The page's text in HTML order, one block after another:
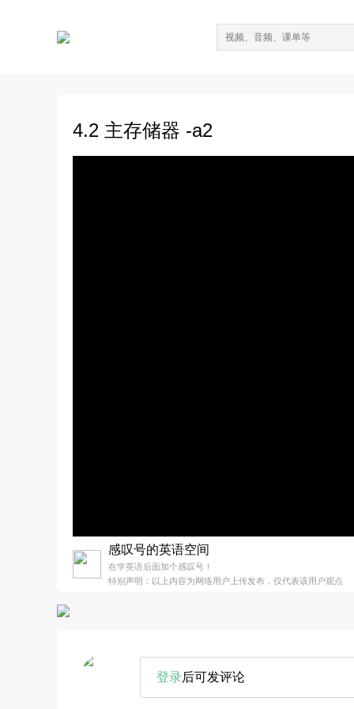
4.2 主存储器 -a2
感叹号的英语空间
在学英语后面加个感叹号！
特别声明：以上内容为网络用户上传发布，仅代表该用户观点
登录后可发评论